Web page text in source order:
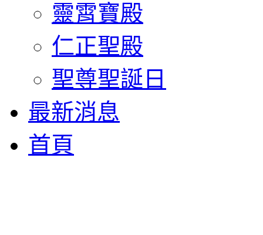
靈霄寶殿
仁正聖殿
聖尊聖誕日
最新消息
首頁